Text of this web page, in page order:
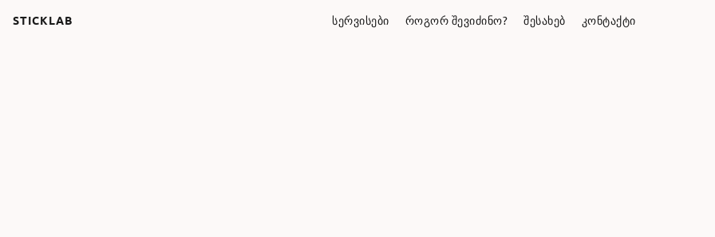
STICKLAB ᲡᲔᲠᲕᲘᲡᲔᲑᲘ ᲠᲝᲒᲝᲠ ᲨᲔᲕᲘᲫᲘᲜᲝ? ᲨᲔᲡᲐᲮᲔᲑ ᲙᲝᲜᲢᲐᲥᲢᲘ